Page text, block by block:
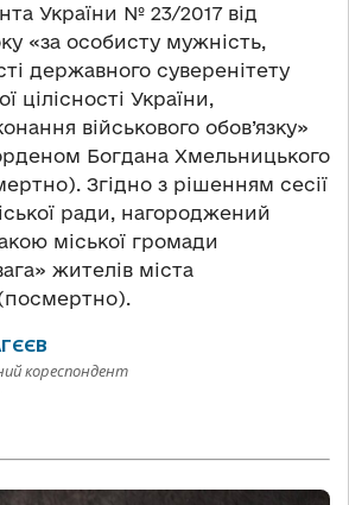
України № 23/2017 від
«за особисту мужність,
державного суверенітету
цілісності України,
військового обов’язку»
Богдана Хмельницького
Згідно з рішенням сесії
ради, нагороджений
міської громади
жителів міста
кореспондент